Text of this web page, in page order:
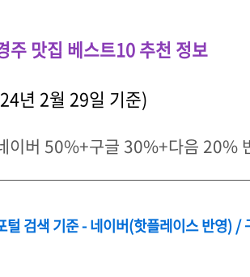
주 맛집 베스트10 추천 정보
년 2월 29일 기준)
이버 50%+구글 30%+다음 20%
털 검색 기준 - 네이버(핫플레이스 반영)